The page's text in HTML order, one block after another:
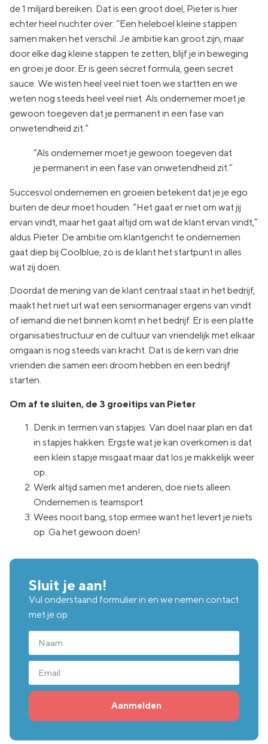
de 1 miljard bereiken. Dat is een groot doel, Pieter is hier
echter heel nuchter over: “Een heleboel kleine stappen
samen maken het verschil. Je ambitie kan groot zijn, maar
door elke dag kleine stappen te zetten, blijf je in beweging
en groei je door. Er is geen secret formula, geen secret
sauce. We wisten heel veel niet toen we startten en we
weten nog steeds heel veel niet. Als ondernemer moet je
gewoon toegeven dat je permanent in een fase van
onwetendheid zit.”
“Als ondernemer moet je gewoon toegeven dat
je permanent in een fase van onwetendheid zit.”
Succesvol ondernemen en groeien betekent dat je je ego
buiten de deur moet houden. “Het gaat er niet om wat jij
ervan vindt, maar het gaat altijd om wat de klant ervan vindt,”
aldus Pieter. De ambitie om klantgericht te ondernemen
gaat diep bij Coolblue, zo is de klant het startpunt in alles
wat zij doen.
Doordat de mening van de klant centraal staat in het bedrijf,
maakt het niet uit wat een seniormanager ergens van vindt
of iemand die net binnen komt in het bedrijf. Er is een platte
organisatiestructuur en de cultuur van vriendelijk met elkaar
omgaan is nog steeds van kracht. Dat is de kern van drie
vrienden die samen een droom hebben en een bedrijf
starten.
Om af te sluiten, de 3 groeitips van Pieter
Denk in termen van stapjes. Van doel naar plan en dat
in stapjes hakken. Ergste wat je kan overkomen is dat
een klein stapje misgaat maar dat los je makkelijk weer
op.
Werk altijd samen met anderen, doe niets alleen.
Ondernemen is teamsport.
Wees nooit bang, stop ermee want het levert je niets
op. Ga het gewoon doen!
Sluit je aan!
Vul onderstaand formulier in en we nemen contact
met je op
Aanmelden